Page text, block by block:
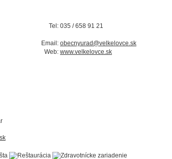
Tel: 035 / 658 91 21
Email: obecnyurad@velkelovce.sk
Web: www.velkelovce.sk